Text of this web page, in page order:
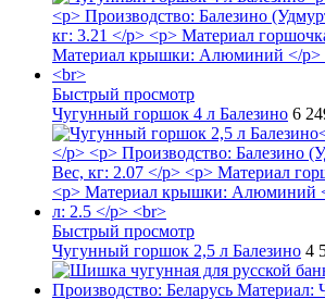
Быстрый просмотр
Чугунный горшок 4 л Балезино 6
Быстрый просмотр
Чугунный горшок 2,5 л Балезино 4